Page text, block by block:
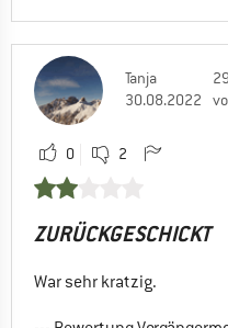
Tanja
30.08.2022
0 2
ZURÜCKGESCHICKT
War sehr kratzig.